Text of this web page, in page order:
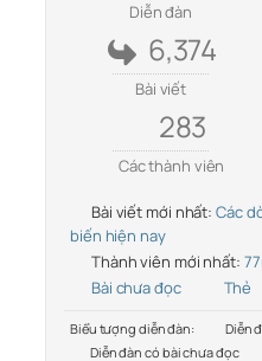
Diễn đàn
6,374
Bài viết
283
Các thành viên
Bài viết mới nhất: Các
biến hiện nay
Thành viên mới nhất:
Bài chưa đọc
Thẻ
Biểu tượng diễn đàn:
Diễn
Diễn đàn có bài chưa đọc